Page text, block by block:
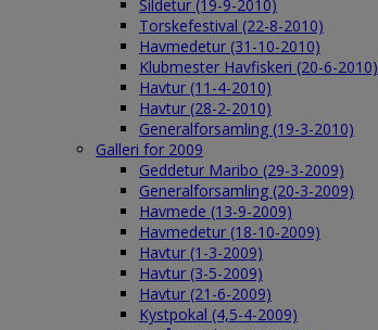
Sildetur (19-9-2010)
Torskefestival (22-8-2010)
Havmedetur (31-10-2010)
Klubmester Havfiskeri (20-6-2010)
Havtur (11-4-2010)
Havtur (28-2-2010)
Generalforsamling (19-3-2010)
Galleri for 2009
Geddetur Maribo (29-3-2009)
Generalforsamling (20-3-2009)
Havmede (13-9-2009)
Havmedetur (18-10-2009)
Havtur (1-3-2009)
Havtur (3-5-2009)
Havtur (21-6-2009)
Kystpokal (4,5-4-2009)